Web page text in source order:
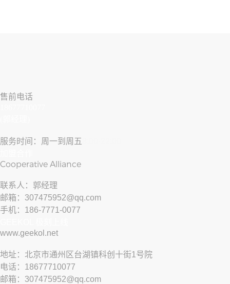
售前电话
服务时间：周一到周五
Cooperative Alliance
联系人：郭经理
邮箱：307475952@qq.com
手机：186-7771-0077
www.geekol.net
地址：北京市通州区台湖镇科创十街1号院
电话：18677710077
邮箱：307475952@qq.com